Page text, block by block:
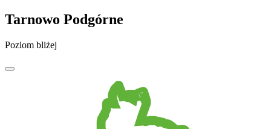
Tarnowo Podgórne
Poziom bliżej